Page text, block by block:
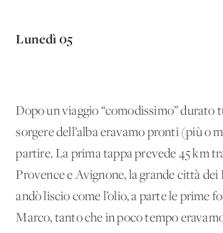
Lunedì 05
Dopo un viaggio “comodissimo” durato
sorgere dell’alba eravamo pronti (più o
partire. La prima tappa prevede 45 km
Provence e Avignone, la grande città dei
andò liscio come l’olio, a parte le prime
Marco, tanto che in poco tempo